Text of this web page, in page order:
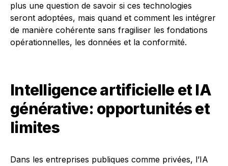
plus une question de savoir si ces technologies
seront adoptées, mais quand et comment les intégrer
de manière cohérente sans fragiliser les fondations
opérationnelles, les données et la conformité.
Intelligence artificielle et IA
générative: opportunités et
limites
Dans les entreprises publiques comme privées, l’IA